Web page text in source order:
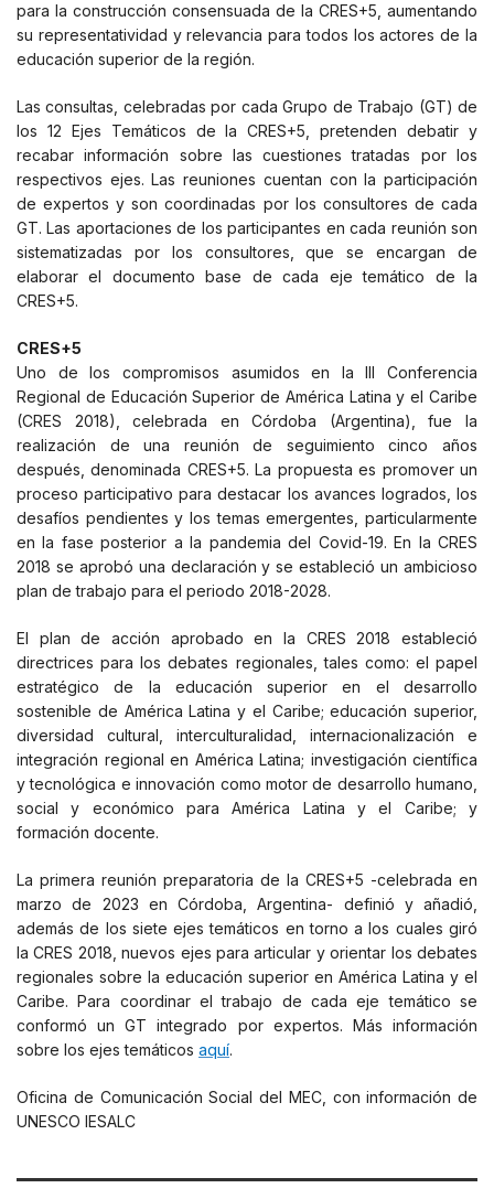
para la construcción consensuada de la CRES+5, aumentando
su representatividad y relevancia para todos los actores de la
educación superior de la región.
Las consultas, celebradas por cada Grupo de Trabajo (GT) de
los 12 Ejes Temáticos de la CRES+5, pretenden debatir y
recabar información sobre las cuestiones tratadas por los
respectivos ejes. Las reuniones cuentan con la participación
de expertos y son coordinadas por los consultores de cada
GT. Las aportaciones de los participantes en cada reunión son
sistematizadas por los consultores, que se encargan de
elaborar el documento base de cada eje temático de la
CRES+5.
CRES+5
Uno de los compromisos asumidos en la III Conferencia
Regional de Educación Superior de América Latina y el Caribe
(CRES 2018), celebrada en Córdoba (Argentina), fue la
realización de una reunión de seguimiento cinco años
después, denominada CRES+5. La propuesta es promover un
proceso participativo para destacar los avances logrados, los
desafíos pendientes y los temas emergentes, particularmente
en la fase posterior a la pandemia del Covid-19. En la CRES
2018 se aprobó una declaración y se estableció un ambicioso
plan de trabajo para el periodo 2018-2028.
El plan de acción aprobado en la CRES 2018 estableció
directrices para los debates regionales, tales como: el papel
estratégico de la educación superior en el desarrollo
sostenible de América Latina y el Caribe; educación superior,
diversidad cultural, interculturalidad, internacionalización e
integración regional en América Latina; investigación científica
y tecnológica e innovación como motor de desarrollo humano,
social y económico para América Latina y el Caribe; y
formación docente.
La primera reunión preparatoria de la CRES+5 -celebrada en
marzo de 2023 en Córdoba, Argentina- definió y añadió,
además de los siete ejes temáticos en torno a los cuales giró
la CRES 2018, nuevos ejes para articular y orientar los debates
regionales sobre la educación superior en América Latina y el
Caribe. Para coordinar el trabajo de cada eje temático se
conformó un GT integrado por expertos. Más información
sobre los ejes temáticos aquí.
Oficina de Comunicación Social del MEC, con información de
UNESCO IESALC